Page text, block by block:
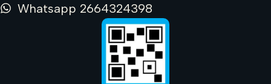
Whatsapp 2664324398